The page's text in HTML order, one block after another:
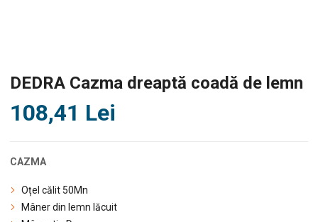
DEDRA Cazma dreaptă coadă de lemn
108,41 Lei
CAZMA
Oțel călit 50Mn
Mâner din lemn lăcuit